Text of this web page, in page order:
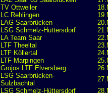
TV Ottweiler
LC Rehlingen
LAG Saarbrücken
LSG Schmelz-Hüttersdorf
LA Team Saar
LTF Theeltal
LTF Köllertal
LTF Marpingen
Grojos LTF Elversberg
LSG Saarbrücken-
Sulzbachtal
LSG Schmelz-Hüttersdorf